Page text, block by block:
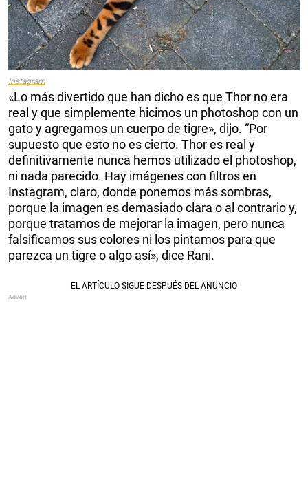
Instagram
«Lo más divertido que han dicho es que Thor no era
real y que simplemente hicimos un photoshop con un
gato y agregamos un cuerpo de tigre», dijo. “Por
supuesto que esto no es cierto. Thor es real y
definitivamente nunca hemos utilizado el photoshop,
ni nada parecido. Hay imágenes con filtros en
Instagram, claro, donde ponemos más sombras,
porque la imagen es demasiado clara o al contrario y,
porque tratamos de mejorar la imagen, pero nunca
falsificamos sus colores ni los pintamos para que
parezca un tigre o algo así», dice Rani.